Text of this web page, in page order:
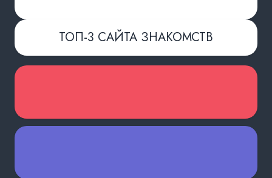
ТОП-3 САЙТА ЗНАКОМСТВ